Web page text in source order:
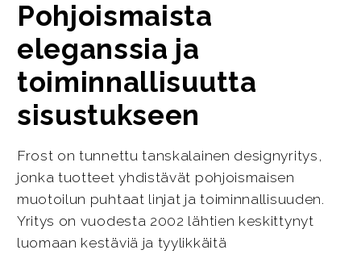
Pohjoismaista
eleganssia ja
toiminnallisuutta
sisustukseen
Frost on tunnettu tanskalainen designyritys,
jonka tuotteet yhdistävät pohjoismaisen
muotoilun puhtaat linjat ja toiminnallisuuden.
Yritys on vuodesta 2002 lähtien keskittynyt
luomaan kestäviä ja tyylikkäitä